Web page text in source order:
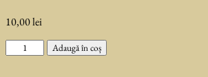
10,00lei
Cantitate
Adaugă în coș